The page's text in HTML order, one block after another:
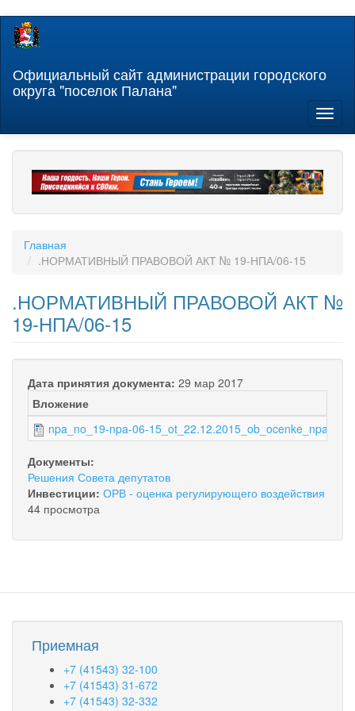
Перейти
содержанию
Официальный сайт администрации городского
округа "поселок Палана"
Главная
.НОРМАТИВНЫЙ ПРАВОВОЙ АКТ № 19-НПА/06-15
.НОРМАТИВНЫЙ ПРАВОВОЙ АКТ №
19-НПА/06-15
Дата принятия документа: 29 мар 2017
Вложение
npa_no_19-npa-06-
Документы:
Решения Совета депутатов
Инвестиции: ОРВ - оценка регулирующего воздействия
44 просмотра
Приемная
+7 (41543) 32-100
+7 (41543) 31-672
+7 (41543) 32-332